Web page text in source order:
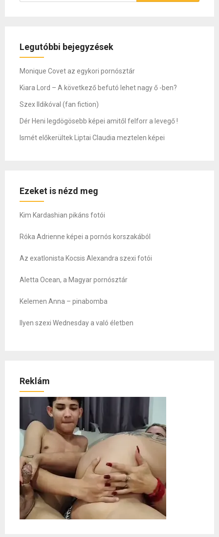
Legutóbbi bejegyzések
Monique Covet az egykori pornósztár
Kiara Lord – A következő befutó lehet nagy ő -ben?
Szex Ildikóval (fan fiction)
Dér Heni legdögösebb képei amitől felforr a levegő !
Ismét előkerültek Liptai Claudia meztelen képei
Ezeket is nézd meg
Kim Kardashian pikáns fotói
Róka Adrienne képei a pornós korszakából
Az exatlonista Kocsis Alexandra szexi fotói
Aletta Ocean, a Magyar pornósztár
Kelemen Anna – pinabomba
Ilyen szexi Wednesday a való életben
Reklám